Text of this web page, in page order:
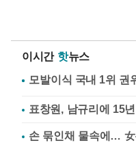
이시간 핫뉴스
표창원, 남규리에 15
손 묶인채 물속에…